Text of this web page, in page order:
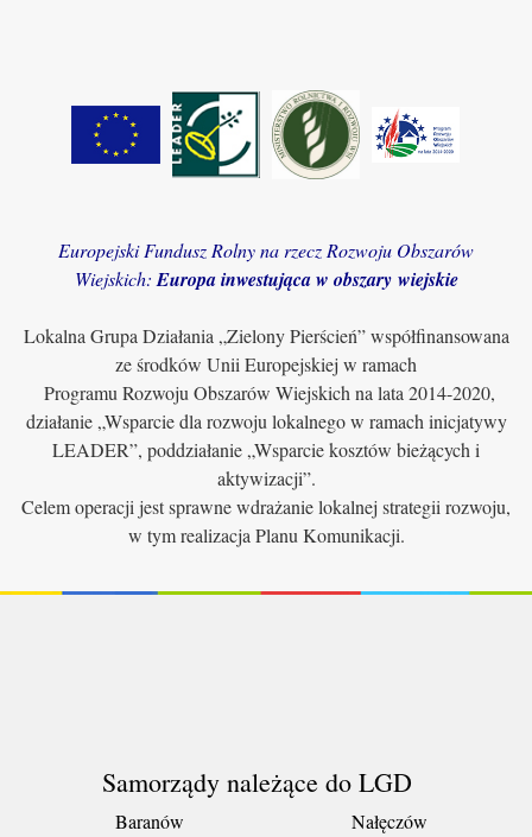
Europejski Fundusz Rolny na rzecz Rozwoju Obszarów
Wiejskich: Europa inwestująca w obszary wiejskie
Lokalna Grupa Działania „Zielony Pierścień” współfinansowana
ze środków Unii Europejskiej w ramach
Programu Rozwoju Obszarów Wiejskich na lata 2014-2020,
działanie „Wsparcie dla rozwoju lokalnego w ramach inicjatywy
LEADER”, poddziałanie „Wsparcie kosztów bieżących i
aktywizacji”.
Celem operacji jest sprawne wdrażanie lokalnej strategii rozwoju,
w tym realizacja Planu Komunikacji.
Samorządy należące do LGD
Baranów
Nałęczów